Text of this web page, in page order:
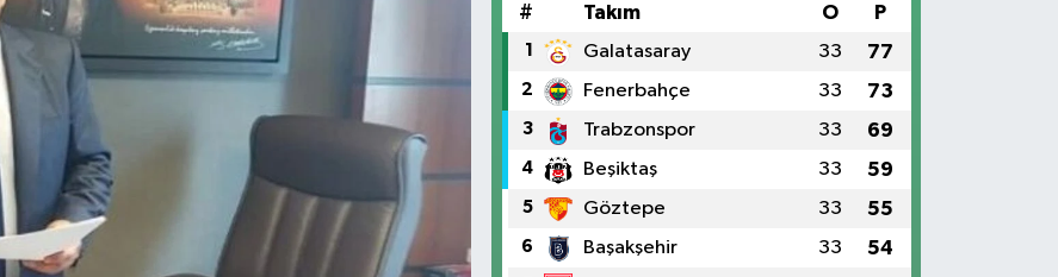
# Takım O P
1 Galatasaray 33 77
2 Fenerbahçe 33 73
3 Trabzonspor 33 69
4 Beşiktaş 33 59
5 Göztepe 33 55
6 Başakşehir 33 54